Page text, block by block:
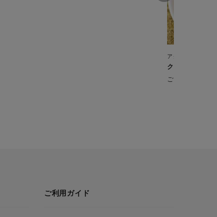
アクティフライ
クルミちりめん
ごはんの友やお
ご利用ガイド